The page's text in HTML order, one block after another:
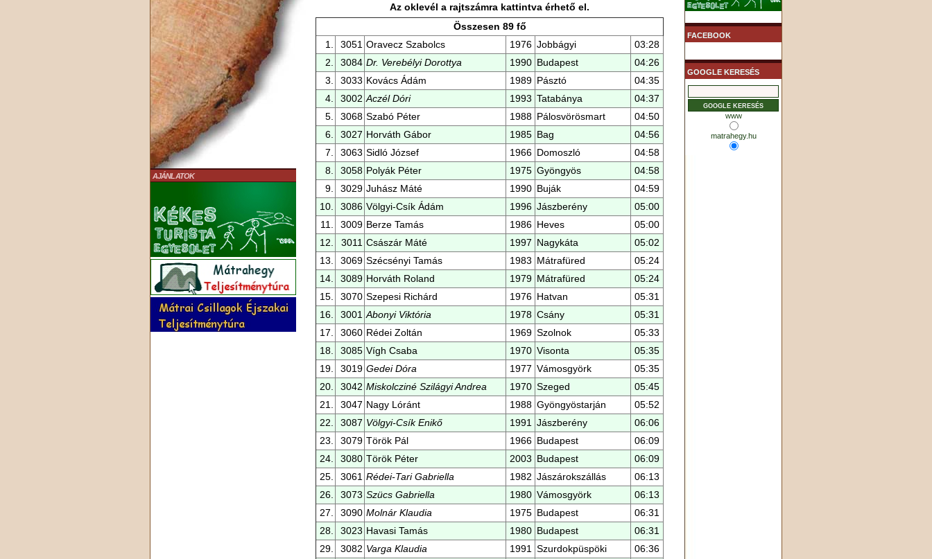
AJÁNLATOK
Az oklevél a rajtszámra kattintva érhető el.
Összesen 89 fő
1.
3051 Oravecz Szabolcs 1976 Jobbágyi
03:28
2.
3084 Dr. Verebélyi Dorottya 1990 Budapest
04:26
3.
3033 Kovács Ádám 1989 Pásztó
04:35
4.
3002 Aczél Dóri 1993 Tatabánya
04:37
5.
3068 Szabó Péter 1988 Pálosvörösmart
04:50
6.
3027 Horváth Gábor 1985 Bag
04:56
7.
3063 Sidló József 1966 Domoszló
04:58
8.
3058 Polyák Péter 1975 Gyöngyös
04:58
9.
3029 Juhász Máté 1990 Buják
04:59
10.
3086 Völgyi-Csík Ádám 1996 Jászberény
05:00
11.
3009 Berze Tamás 1986 Heves
05:00
12.
3011 Császár Máté 1997 Nagykáta
05:02
13.
3069 Szécsényi Tamás 1983 Mátrafüred
05:24
14.
3089 Horváth Roland 1979 Mátrafüred
05:24
15.
3070 Szepesi Richárd 1976 Hatvan
05:31
16.
3001 Abonyi Viktória 1978 Csány
05:31
17.
3060 Rédei Zoltán 1969 Szolnok
05:33
18.
3085 Vígh Csaba 1970 Visonta
05:35
19.
3019 Gedei Dóra 1977 Vámosgyörk
05:35
20.
3042 Miskolcziné Szilágyi Andrea 1970 Szeged
05:45
21.
3047 Nagy Lóránt 1988 Gyöngyöstarján
05:52
22.
3087 Völgyi-Csík Enikő 1991 Jászberény
06:06
23.
3079 Török Pál 1966 Budapest
06:09
24.
3080 Török Péter 2003 Budapest
06:09
25.
3061 Rédei-Tari Gabriella 1982 Jászárokszállás
06:13
26.
3073 Szücs Gabriella 1980 Vámosgyörk
06:13
27.
3090 Molnár Klaudia 1975 Budapest
06:31
28.
3023 Havasi Tamás 1980 Budapest
06:31
29.
3082 Varga Klaudia 1991 Szurdokpüspöki
06:36
FACEBOOK
GOOGLE KERESÉS
www
matrahegy.hu